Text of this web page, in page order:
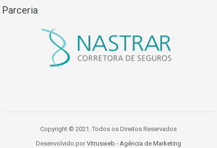
Parceria
Copyright © 2021. Todos os Direitos Reservados
Desenvolvido por Vitrusweb - Agência de Marketing